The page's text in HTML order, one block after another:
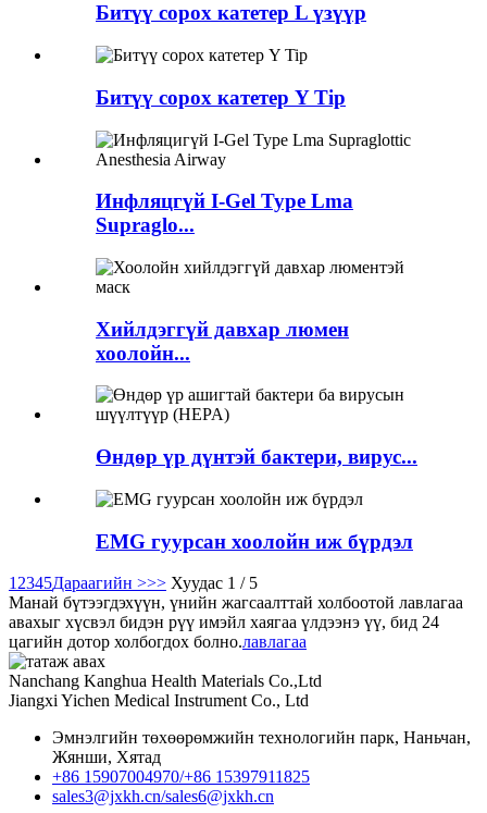
Битүү сорох катетер L үзүүр
Битүү сорох катетер Y Tip
Инфляцгүй I-Gel Type Lma
Supraglo...
Хийлдэггүй давхар люмен
хоолойн...
Өндөр үр дүнтэй бактери, вирус...
EMG гуурсан хоолойн иж бүрдэл
1 2345Дараагийн >>> Хуудас 1 / 5
Манай бүтээгдэхүүн, үнийн жагсаалттай холбоотой лавлагаа
авахыг хүсвэл бидэн рүү имэйл хаягаа үлдээнэ үү, бид 24
цагийн дотор холбогдох болно.лавлагаа
Nanchang Kanghua Health Materials Co.,Ltd
Jiangxi Yichen Medical Instrument Co., Ltd
Эмнэлгийн төхөөрөмжийн технологийн парк, Наньчан,
Жянши, Хятад
+86 15907004970/+86 15397911825
sales3@jxkh.cn/sales6@jxkh.cn